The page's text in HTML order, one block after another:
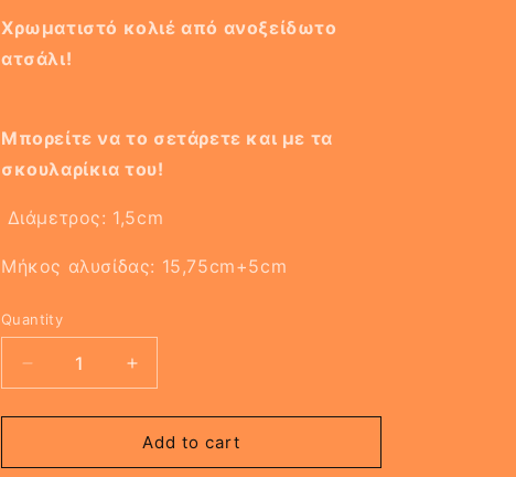
Χρωματιστό κολιέ από ανοξείδωτο
ατσάλι!
Μπορείτε να το σετάρετε και με τα
σκουλαρίκια του!
Διάμετρος: 1,5cm
Μήκος αλυσίδας: 15,75cm+5cm
Quantity
Decrease
quantity
for
Necklace
Increase
quantity
for
MAROCCO
Necklace
Add to cart